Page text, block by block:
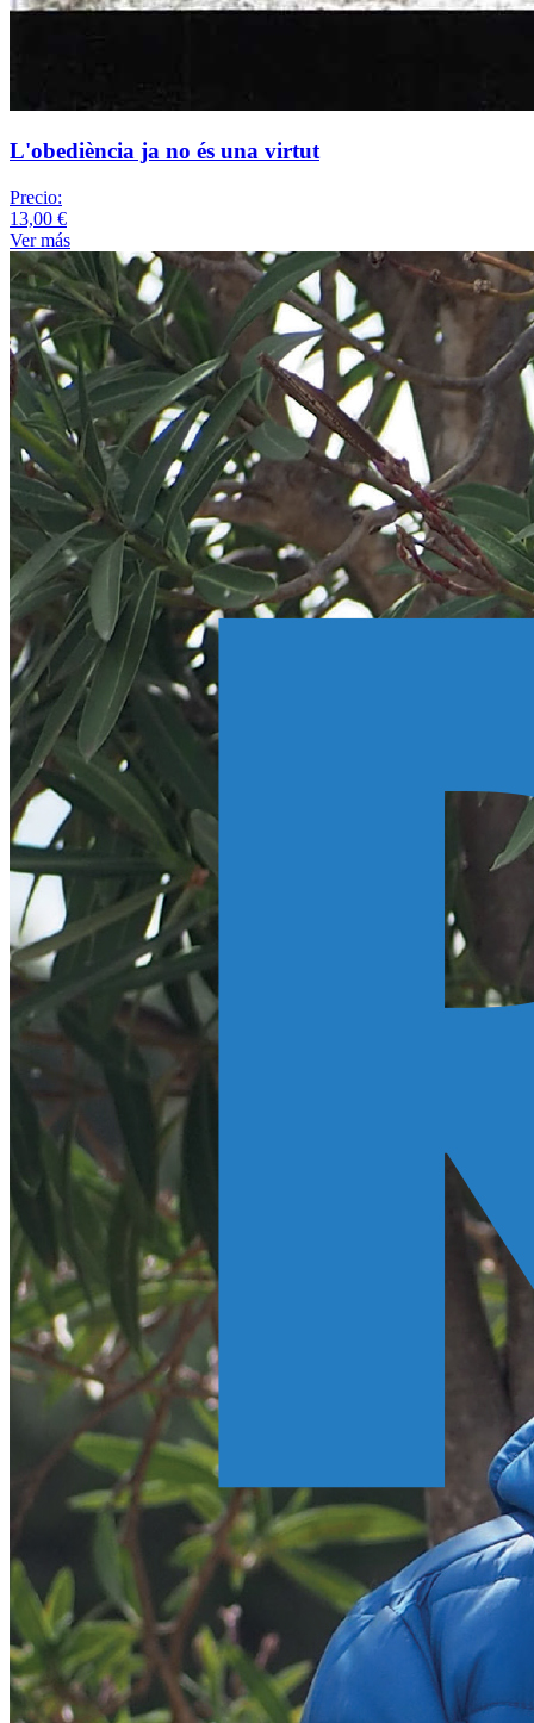
L'obediència ja no és una virtut
Precio:
13,00 €
Ver más